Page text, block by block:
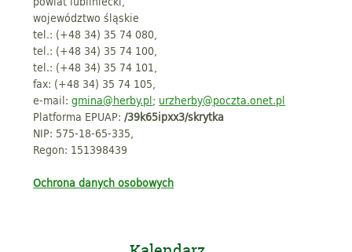
województwo śląskie
tel.: (+48 34) 35 74 080,
tel.: (+48 34) 35 74 100,
tel.: (+48 34) 35 74 101,
fax: (+48 34) 35 74 105,
e-mail:gmina@herby.pl; urzherby@poczta.onet.pl
Platforma EPUAP:/39k65ipxx3/skrytka
NIP: 575-18-65-335,
Regon: 151398439
Ochrona danych osobowych